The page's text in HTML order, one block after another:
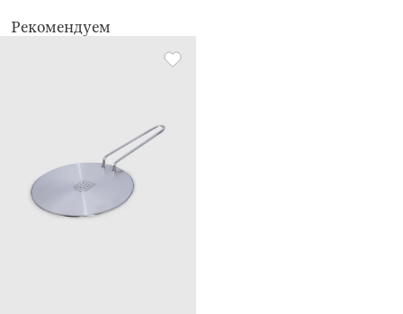
Рекомендуем